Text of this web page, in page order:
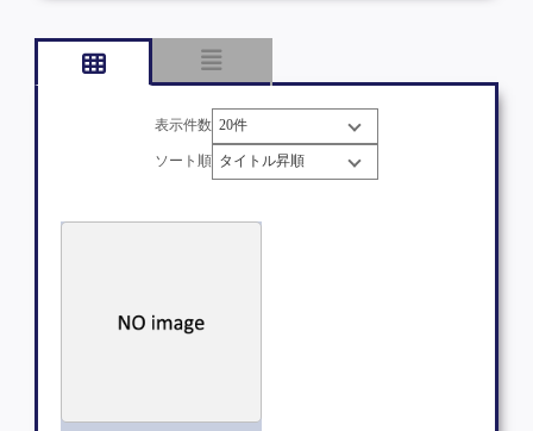
表示件数
ソート順